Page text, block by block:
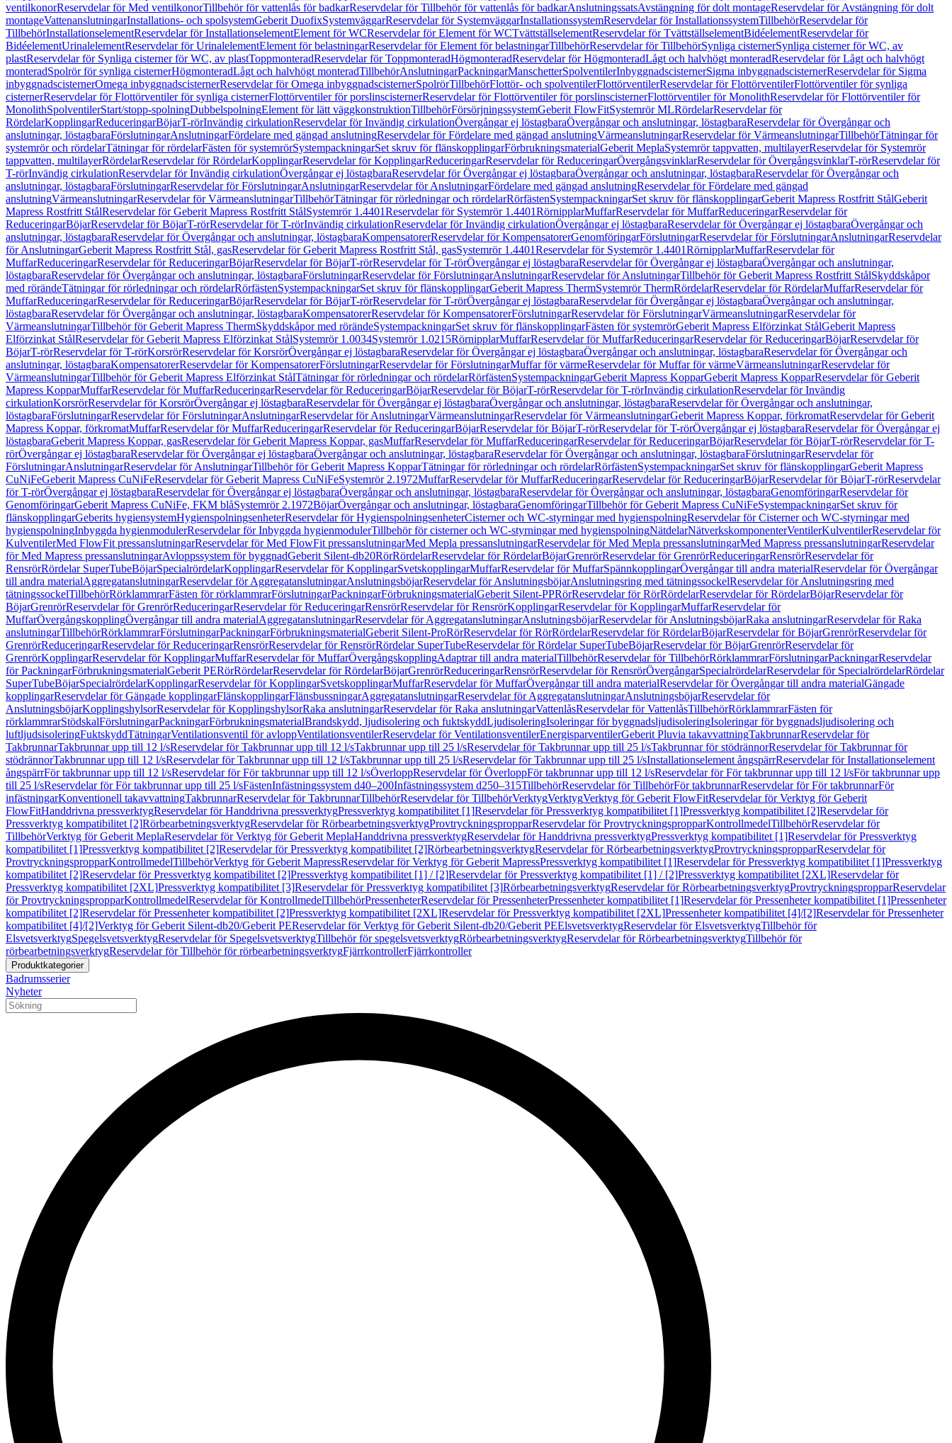
ventilkonorReservdelar för Med ventilkonorTillbehör för vattenlås för badkarReservdelar för Tillbehör för vattenlås för badkarAnslutningssatsAvstängning för dolt montageReservdelar för Avstängning för dolt
montageVattenanslutningarInstallations- och spolsystemGeberit DuofixSystemväggarReservdelar för SystemväggarInstallationssystemReservdelar för InstallationssystemTillbehörReservdelar för
TillbehörInstallationselementReservdelar för InstallationselementElement för WCReservdelar för Element för WCTvättställselementReservdelar för TvättställselementBidéelementReservdelar för
BidéelementUrinalelementReservdelar för UrinalelementElement för belastningarReservdelar för Element för belastningarTillbehörReservdelar för TillbehörSynliga cisternerSynliga cisterner för WC, av
plastReservdelar för Synliga cisterner för WC, av plastToppmonteradReservdelar för ToppmonteradHögmonteradReservdelar för HögmonteradLågt och halvhögt monteradReservdelar för Lågt och halvhögt
monteradSpolrör för synliga cisternerHögmonteradLågt och halvhögt monteradTillbehörAnslutningarPackningarManschetterSpolventilerInbyggnadscisternerSigma inbyggnadscisternerReservdelar för Sigma
inbyggnadscisternerOmega inbyggnadscisternerReservdelar för Omega inbyggnadscisternerSpolrörTillbehörFlottör- och spolventilerFlottörventilerReservdelar för FlottörventilerFlottörventiler för synliga
cisternerReservdelar för Flottörventiler för synliga cisternerFlottörventiler för porslinscisternerReservdelar för Flottörventiler för porslinscisternerFlottörventiler för MonolithReservdelar för Flottörventiler för
MonolithSpolventilerStart/stopp-spolningDubbelspolningElement för lätt väggkonstruktionTillbehörFörsörjningssystemGeberit FlowFitSystemrör MLRördelarReservdelar för
RördelarKopplingarReduceringarBöjarT-rörInvändig cirkulationReservdelar för Invändig cirkulationÖvergångar ej löstagbaraÖvergångar och anslutningar, löstagbaraReservdelar för Övergångar och
anslutningar, löstagbaraFörslutningarAnslutningarFördelare med gängad anslutningReservdelar för Fördelare med gängad anslutningVärmeanslutningarReservdelar för VärmeanslutningarTillbehörTätningar för
systemrör och rördelarTätningar för rördelarFästen för systemrörSystempackningarSet skruv för flänskopplingarFörbrukningsmaterialGeberit MeplaSystemrör tappvatten, multilayerReservdelar för Systemrör
tappvatten, multilayerRördelarReservdelar för RördelarKopplingarReservdelar för KopplingarReduceringarReservdelar för ReduceringarÖvergångsvinklarReservdelar för ÖvergångsvinklarT-rörReservdelar för
T-rörInvändig cirkulationReservdelar för Invändig cirkulationÖvergångar ej löstagbaraReservdelar för Övergångar ej löstagbaraÖvergångar och anslutningar, löstagbaraReservdelar för Övergångar och
anslutningar, löstagbaraFörslutningarReservdelar för FörslutningarAnslutningarReservdelar för AnslutningarFördelare med gängad anslutningReservdelar för Fördelare med gängad
anslutningVärmeanslutningarReservdelar för VärmeanslutningarTillbehörTätningar för rörledningar och rördelarRörfästenSystempackningarSet skruv för flänskopplingarGeberit Mapress Rostfritt StålGeberit
Mapress Rostfritt StålReservdelar för Geberit Mapress Rostfritt StålSystemrör 1.4401Reservdelar för Systemrör 1.4401RörnipplarMuffarReservdelar för MuffarReduceringarReservdelar för
ReduceringarBöjarReservdelar för BöjarT-rörReservdelar för T-rörInvändig cirkulationReservdelar för Invändig cirkulationÖvergångar ej löstagbaraReservdelar för Övergångar ej löstagbaraÖvergångar och
anslutningar, löstagbaraReservdelar för Övergångar och anslutningar, löstagbaraKompensatorerReservdelar för KompensatorerGenomföringarFörslutningarReservdelar för FörslutningarAnslutningarReservdelar
för AnslutningarGeberit Mapress Rostfritt Stål, gasReservdelar för Geberit Mapress Rostfritt Stål, gasSystemrör 1.4401Reservdelar för Systemrör 1.4401RörnipplarMuffarReservdelar för
MuffarReduceringarReservdelar för ReduceringarBöjarReservdelar för BöjarT-rörReservdelar för T-rörÖvergångar ej löstagbaraReservdelar för Övergångar ej löstagbaraÖvergångar och anslutningar,
löstagbaraReservdelar för Övergångar och anslutningar, löstagbaraFörslutningarReservdelar för FörslutningarAnslutningarReservdelar för AnslutningarTillbehör för Geberit Mapress Rostfritt StålSkyddskåpor
med rörändeTätningar för rörledningar och rördelarRörfästenSystempackningarSet skruv för flänskopplingarGeberit Mapress ThermSystemrör ThermRördelarReservdelar för RördelarMuffarReservdelar för
MuffarReduceringarReservdelar för ReduceringarBöjarReservdelar för BöjarT-rörReservdelar för T-rörÖvergångar ej löstagbaraReservdelar för Övergångar ej löstagbaraÖvergångar och anslutningar,
löstagbaraReservdelar för Övergångar och anslutningar, löstagbaraKompensatorerReservdelar för KompensatorerFörslutningarReservdelar för FörslutningarVärmeanslutningarReservdelar för
VärmeanslutningarTillbehör för Geberit Mapress ThermSkyddskåpor med rörändeSystempackningarSet skruv för flänskopplingarFästen för systemrörGeberit Mapress Elförzinkat StålGeberit Mapress
Elförzinkat StålReservdelar för Geberit Mapress Elförzinkat StålSystemrör 1.0034Systemrör 1.0215RörnipplarMuffarReservdelar för MuffarReduceringarReservdelar för ReduceringarBöjarReservdelar för
BöjarT-rörReservdelar för T-rörKorsrörReservdelar för KorsrörÖvergångar ej löstagbaraReservdelar för Övergångar ej löstagbaraÖvergångar och anslutningar, löstagbaraReservdelar för Övergångar och
anslutningar, löstagbaraKompensatorerReservdelar för KompensatorerFörslutningarReservdelar för FörslutningarMuffar för värmeReservdelar för Muffar för värmeVärmeanslutningarReservdelar för
VärmeanslutningarTillbehör för Geberit Mapress Elförzinkat StålTätningar för rörledningar och rördelarRörfästenSystempackningarGeberit Mapress KopparGeberit Mapress KopparReservdelar för Geberit
Mapress KopparMuffarReservdelar för MuffarReduceringarReservdelar för ReduceringarBöjarReservdelar för BöjarT-rörReservdelar för T-rörInvändig cirkulationReservdelar för Invändig
cirkulationKorsrörReservdelar för KorsrörÖvergångar ej löstagbaraReservdelar för Övergångar ej löstagbaraÖvergångar och anslutningar, löstagbaraReservdelar för Övergångar och anslutningar,
löstagbaraFörslutningarReservdelar för FörslutningarAnslutningarReservdelar för AnslutningarVärmeanslutningarReservdelar för VärmeanslutningarGeberit Mapress Koppar, förkromatReservdelar för Geberit
Mapress Koppar, förkromatMuffarReservdelar för MuffarReduceringarReservdelar för ReduceringarBöjarReservdelar för BöjarT-rörReservdelar för T-rörÖvergångar ej löstagbaraReservdelar för Övergångar ej
löstagbaraGeberit Mapress Koppar, gasReservdelar för Geberit Mapress Koppar, gasMuffarReservdelar för MuffarReduceringarReservdelar för ReduceringarBöjarReservdelar för BöjarT-rörReservdelar för T-
rörÖvergångar ej löstagbaraReservdelar för Övergångar ej löstagbaraÖvergångar och anslutningar, löstagbaraReservdelar för Övergångar och anslutningar, löstagbaraFörslutningarReservdelar för
FörslutningarAnslutningarReservdelar för AnslutningarTillbehör för Geberit Mapress KopparTätningar för rörledningar och rördelarRörfästenSystempackningarSet skruv för flänskopplingarGeberit Mapress
CuNiFeGeberit Mapress CuNiFeReservdelar för Geberit Mapress CuNiFeSystemrör 2.1972MuffarReservdelar för MuffarReduceringarReservdelar för ReduceringarBöjarReservdelar för BöjarT-rörReservdelar
för T-rörÖvergångar ej löstagbaraReservdelar för Övergångar ej löstagbaraÖvergångar och anslutningar, löstagbaraReservdelar för Övergångar och anslutningar, löstagbaraGenomföringarReservdelar för
GenomföringarGeberit Mapress CuNiFe, FKM blåSystemrör 2.1972BöjarÖvergångar och anslutningar, löstagbaraGenomföringarTillbehör för Geberit Mapress CuNiFeSystempackningarSet skruv för
flänskopplingarGeberits hygiensystemHygienspolningsenheterReservdelar för HygienspolningsenheterCisterner och WC-styrningar med hygienspolningReservdelar för Cisterner och WC-styrningar med
hygienspolningInbyggda hygienmodulerReservdelar för Inbyggda hygienmodulerTillbehör för cisterner och WC-styrningar med hygienspolningNätdelarNätverkskomponenterVentilerKulventilerReservdelar för
KulventilerMed FlowFit pressanslutningarReservdelar för Med FlowFit pressanslutningarMed Mepla pressanslutningarReservdelar för Med Mepla pressanslutningarMed Mapress pressanslutningarReservdelar
för Med Mapress pressanslutningarAvloppssystem för byggnadGeberit Silent-db20RörRördelarReservdelar för RördelarBöjarGrenrörReservdelar för GrenrörReduceringarRensrörReservdelar för
RensrörRördelar SuperTubeBöjarSpecialrördelarKopplingarReservdelar för KopplingarSvetskopplingarMuffarReservdelar för MuffarSpännkopplingarÖvergångar till andra materialReservdelar för Övergångar
till andra materialAggregatanslutningarReservdelar för AggregatanslutningarAnslutningsböjarReservdelar för AnslutningsböjarAnslutningsring med tätningssockelReservdelar för Anslutningsring med
tätningssockelTillbehörRörklammrarFästen för rörklammrarFörslutningarPackningarFörbrukningsmaterialGeberit Silent-PPRörReservdelar för RörRördelarReservdelar för RördelarBöjarReservdelar för
BöjarGrenrörReservdelar för GrenrörReduceringarReservdelar för ReduceringarRensrörReservdelar för RensrörKopplingarReservdelar för KopplingarMuffarReservdelar för
MuffarÖvergångskopplingÖvergångar till andra materialAggregatanslutningarReservdelar för AggregatanslutningarAnslutningsböjarReservdelar för AnslutningsböjarRaka anslutningarReservdelar för Raka
anslutningarTillbehörRörklammrarFörslutningarPackningarFörbrukningsmaterialGeberit Silent-ProRörReservdelar för RörRördelarReservdelar för RördelarBöjarReservdelar för BöjarGrenrörReservdelar för
GrenrörReduceringarReservdelar för ReduceringarRensrörReservdelar för RensrörRördelar SuperTubeReservdelar för Rördelar SuperTubeBöjarReservdelar för BöjarGrenrörReservdelar för
GrenrörKopplingarReservdelar för KopplingarMuffarReservdelar för MuffarÖvergångskopplingAdaptrar till andra materialTillbehörReservdelar för TillbehörRörklammrarFörslutningarPackningarReservdelar
för PackningarFörbrukningsmaterialGeberit PERörRördelarReservdelar för RördelarBöjarGrenrörReduceringarRensrörReservdelar för RensrörÖvergångarSpecialrördelarReservdelar för SpecialrördelarRördelar
SuperTubeBöjarSpecialrördelarKopplingarReservdelar för KopplingarSvetskopplingarMuffarReservdelar för MuffarÖvergångar till andra materialReservdelar för Övergångar till andra materialGängade
kopplingarReservdelar för Gängade kopplingarFlänskopplingarFlänsbussningarAggregatanslutningarReservdelar för AggregatanslutningarAnslutningsböjarReservdelar för
AnslutningsböjarKopplingshylsorReservdelar för KopplingshylsorRaka anslutningarReservdelar för Raka anslutningarVattenlåsReservdelar för VattenlåsTillbehörRörklammrarFästen för
rörklammrarStödskalFörslutningarPackningarFörbrukningsmaterialBrandskydd, ljudisolering och fuktskyddLjudisoleringIsoleringar för byggnadsljudisoleringIsoleringar för byggnadsljudisolering och
luftljudsisoleringFuktskyddTätningarVentilationsventil för avloppVentilationsventilerReservdelar för VentilationsventilerEnergisparventilerGeberit Pluvia takavvattningTakbrunnarReservdelar för
TakbrunnarTakbrunnar upp till 12 l/sReservdelar för Takbrunnar upp till 12 l/sTakbrunnar upp till 25 l/sReservdelar för Takbrunnar upp till 25 l/sTakbrunnar för stödrännorReservdelar för Takbrunnar för
stödrännorTakbrunnar upp till 12 l/sReservdelar för Takbrunnar upp till 12 l/sTakbrunnar upp till 25 l/sReservdelar för Takbrunnar upp till 25 l/sInstallationselement ångspärrReservdelar för Installationselement
ångspärrFör takbrunnar upp till 12 l/sReservdelar för För takbrunnar upp till 12 l/sÖverloppReservdelar för ÖverloppFör takbrunnar upp till 12 l/sReservdelar för För takbrunnar upp till 12 l/sFör takbrunnar upp
till 25 l/sReservdelar för För takbrunnar upp till 25 l/sFästenInfästningssystem d40–200Infästningssystem d250–315TillbehörReservdelar för TillbehörFör takbrunnarReservdelar för För takbrunnarFör
infästningarKonventionell takavvattningTakbrunnarReservdelar för TakbrunnarTillbehörReservdelar för TillbehörVerktygVerktygVerktyg för Geberit FlowFitReservdelar för Verktyg för Geberit
FlowFitHanddrivna pressverktygReservdelar för Handdrivna pressverktygPressverktyg kompatibilitet [1]Reservdelar för Pressverktyg kompatibilitet [1]Pressverktyg kompatibilitet [2]Reservdelar för
Pressverktyg kompatibilitet [2]RörbearbetningsverktygReservdelar för RörbearbetningsverktygProvtryckningspropparReservdelar för ProvtryckningspropparKontrollmedelTillbehörReservdelar för
TillbehörVerktyg för Geberit MeplaReservdelar för Verktyg för Geberit MeplaHanddrivna pressverktygReservdelar för Handdrivna pressverktygPressverktyg kompatibilitet [1]Reservdelar för Pressverktyg
kompatibilitet [1]Pressverktyg kompatibilitet [2]Reservdelar för Pressverktyg kompatibilitet [2]RörbearbetningsverktygReservdelar för RörbearbetningsverktygProvtryckningspropparReservdelar för
ProvtryckningspropparKontrollmedelTillbehörVerktyg för Geberit MapressReservdelar för Verktyg för Geberit MapressPressverktyg kompatibilitet [1]Reservdelar för Pressverktyg kompatibilitet [1]Pressverktyg
kompatibilitet [2]Reservdelar för Pressverktyg kompatibilitet [2]Pressverktyg kompatibilitet [1] / [2]Reservdelar för Pressverktyg kompatibilitet [1] / [2]Pressverktyg kompatibilitet [2XL]Reservdelar för
Pressverktyg kompatibilitet [2XL]Pressverktyg kompatibilitet [3]Reservdelar för Pressverktyg kompatibilitet [3]RörbearbetningsverktygReservdelar för RörbearbetningsverktygProvtryckningspropparReservdelar
för ProvtryckningspropparKontrollmedelReservdelar för KontrollmedelTillbehörPressenheterReservdelar för PressenheterPressenheter kompatibilitet [1]Reservdelar för Pressenheter kompatibilitet [1]Pressenheter
kompatibilitet [2]Reservdelar för Pressenheter kompatibilitet [2]Pressverktyg kompatibilitet [2XL]Reservdelar för Pressverktyg kompatibilitet [2XL]Pressenheter kompatibilitet [4]/[2]Reservdelar för Pressenheter
kompatibilitet [4]/[2]Verktyg för Geberit Silent-db20/Geberit PEReservdelar för Verktyg för Geberit Silent-db20/Geberit PEElsvetsverktygReservdelar för ElsvetsverktygTillbehör för
ElsvetsverktygSpegelsvetsverktygReservdelar för SpegelsvetsverktygTillbehör för spegelsvetsverktygRörbearbetningsverktygReservdelar för RörbearbetningsverktygTillbehör för
rörbearbetningsverktygReservdelar för Tillbehör för rörbearbetningsverktygFjärrkontrollerFjärrkontroller
Produktkategorier
Badrumsserier
Nyheter